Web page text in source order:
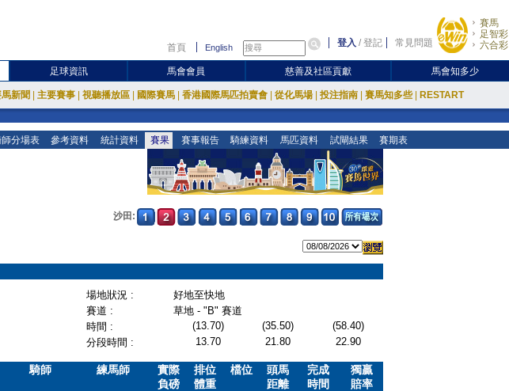
首頁 English 登入 /登記 常見問題
賽馬
足智彩
六合彩
足球資訊 馬會會員 慈善及社區貢獻 馬會知多少
新聞 主要賽事 視聽播放區 國際賽馬 香港國際馬匹拍賣會 從化馬場 投注指南 賽馬知多些 RESTART
分場表 參考資料 統計資料 賽果 賽事報告 騎練資料 馬匹資料 試閘結果 賽期表
沙田:
場地狀況 :
好地至快地
賽道 :
草地 - "B" 賽道
時間 : (13.70) (35.50)
(58.40)
分段時間 :
13.70 21.80 22.90
騎師 練馬師
實際
負磅
排位
體重
檔位
頭馬
距離
完成
時間
獨贏
賠率